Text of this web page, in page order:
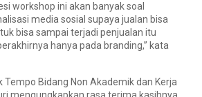
workshop ini akan banyak soal
media sosial supaya jualan bisa
bisa sampai terjadi penjualan itu
hanya pada branding,” kata
Tempo Bidang Non Akademik dan Kerja
mengungkapkan rasa terima kasihnya